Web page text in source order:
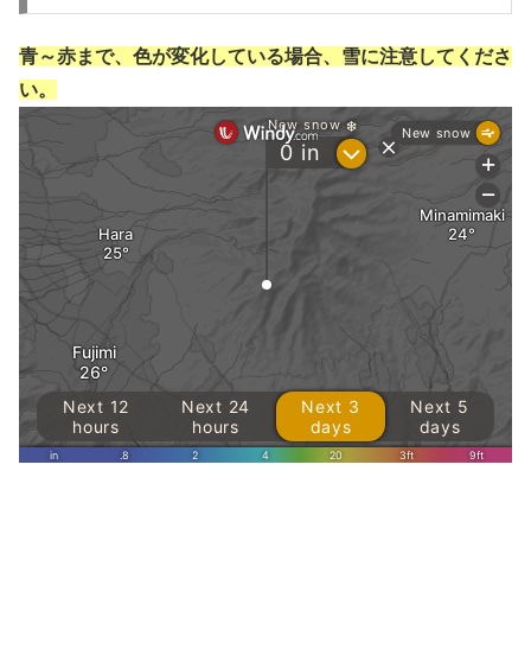
青～赤まで、色が変化している場合、雪に注意してくださ
い。